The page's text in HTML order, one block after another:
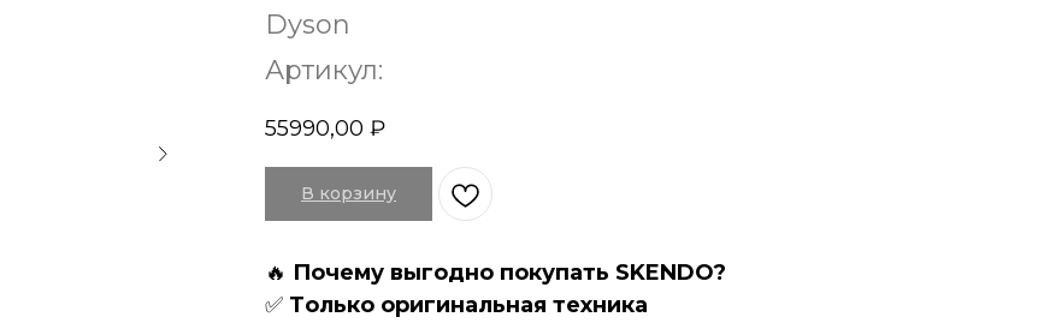
Dyson
Артикул:
55990,00 ₽
В корзину
🔥 Пoчeму выгоднo пoкупать SKENDO?
✅ Tолькo оpигинaльнaя техникa